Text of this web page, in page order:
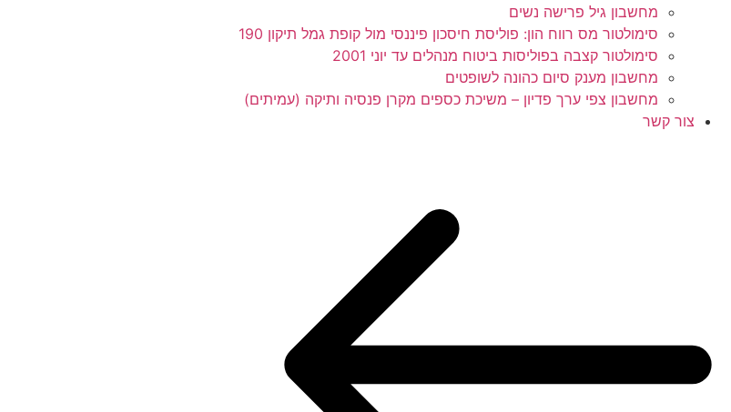
מחשבון גיל פרישה נשים
סימולטור מס רווח הון: פוליסת חיסכון פיננסי מול קופת גמל תיקון 190
סימולטור קצבה בפוליסות ביטוח מנהלים עד יוני 2001
מחשבון מענק סיום כהונה לשופטים
מחשבון צפי ערך פדיון – משיכת כספים מקרן פנסיה ותיקה (עמיתים)
צור קשר